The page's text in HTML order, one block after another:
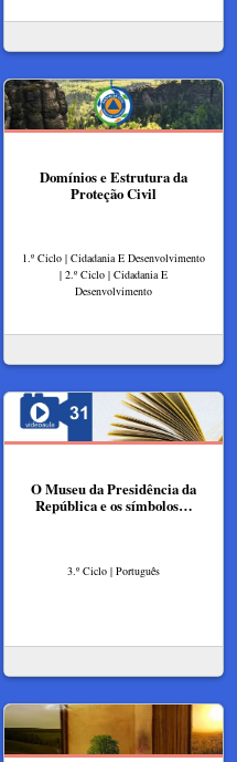
Domínios e Estrutura da
Proteção Civil
1.º Ciclo | Cidadania E Desenvolvimento
| 2.º Ciclo | Cidadania E
Desenvolvimento
O Museu da Presidência da
República e os símbolos…
3.º Ciclo | Português